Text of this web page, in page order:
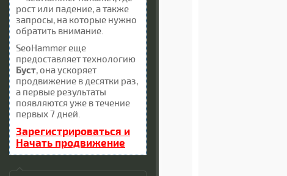
рост или падение, а также
запросы, на которые нужно
обратить внимание.
SeoHammer еще
предоставляет технологию
Буст, она ускоряет
продвижение в десятки раз,
а первые результаты
появляются уже в течение
первых 7 дней.
Зарегистрироваться и
Начать продвижение